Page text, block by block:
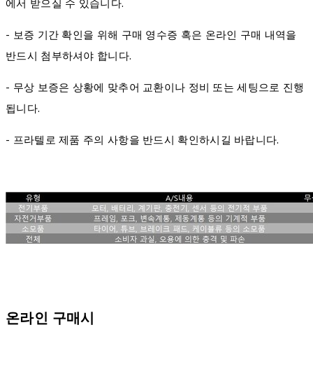
에서 받으실 수 있습니다.
- 보증 기간 확인을 위해 구매 영수증 혹은 온라인 구매 내역을
반드시 첨부하셔야 합니다.
- 무상 보증은 상황에 맞추어 교환이나 정비 또는 세팅으로 진행
됩니다.
- 프라텔로 제품 주의 사항을 반드시 확인하시길 바랍니다.
온라인 구매시